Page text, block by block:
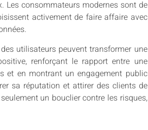
Les consommateurs modernes sont de
activement de faire affaire avec
utilisateurs peuvent transformer une
renforçant le rapport entre une
et en montrant un engagement public
sa réputation et attirer des clients de
un bouclier contre les risques,